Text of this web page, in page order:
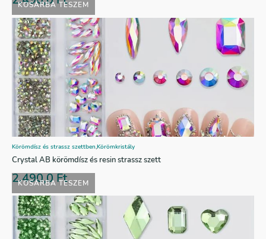
KOSÁRBA TESZEM
KOSÁRBA TESZEM
Körömdísz és strassz szettben,Körömkristály
Crystal AB körömdísz és resin strassz szett
2.490,0Ft